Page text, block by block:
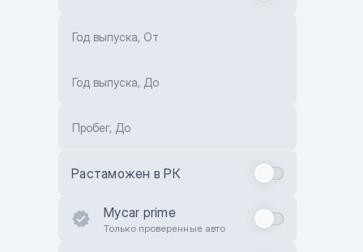
Год выпуска, От
Год выпуска, До
Пробег, До
Растаможен в РК
Mycar prime
Только проверенные авто